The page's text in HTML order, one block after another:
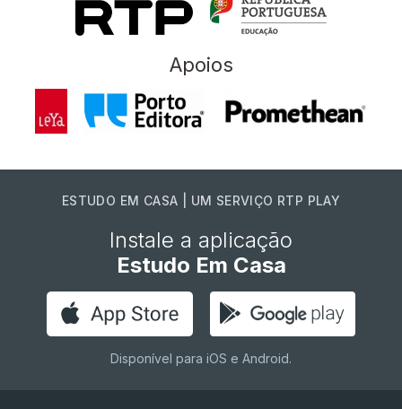
Apoios
ESTUDO EM CASA | UM SERVIÇO RTP PLAY
Instale a aplicação
Estudo Em Casa
Disponível para iOS e Android.